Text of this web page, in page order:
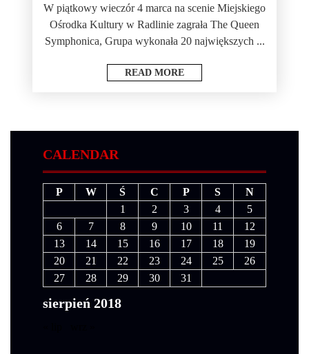
W piątkowy wieczór 4 marca na scenie Miejskiego
Ośrodka Kultury w Radlinie zagrała The Queen
Symphonica, Grupa wykonała 20 największych ...
READ MORE
CALENDAR
sierpień 2018
P W Ś C P S
N
1
2 3 4
5
6
7 8 9 10 11
12
13
14 15 16 17 18
19
20
21 22 23 24 25
26
27
28 29 30 31